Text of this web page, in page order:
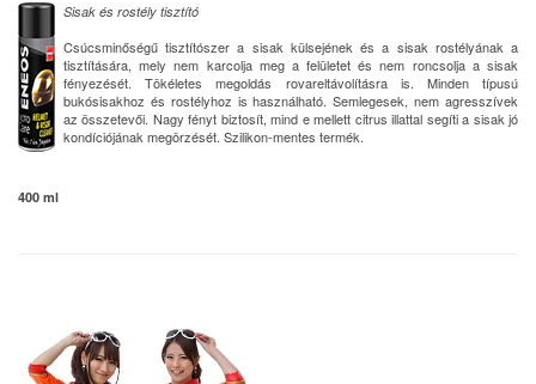
Sisak és rostély tisztító
Csúcsminőségű tisztítószer a sisak külsejének és a sisak rostélyának a
tisztítására, mely nem karcolja meg a felületet és nem roncsolja a sisak
fényezését. Tökéletes megoldás rovareltávolításra is. Minden típusú
bukósisakhoz és rostélyhoz is használható. Semlegesek, nem agresszívek
az összetevői. Nagy fényt biztosít, mind e mellett citrus illattal segíti a sisak jó
kondíciójának megörzését. Szilikon-mentes termék.
400 ml